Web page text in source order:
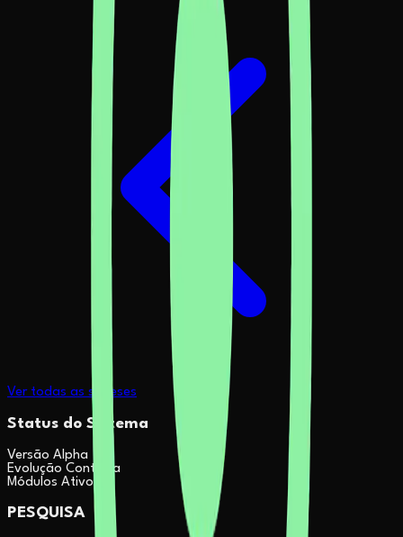
Ver todas as sínteses
Status do Sistema
Versão Alpha
Evolução Contínua
Módulos Ativos
PESQUISA